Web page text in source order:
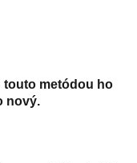
touto metódou ho
nový.